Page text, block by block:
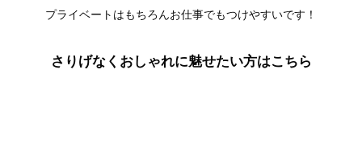
プライベートはもちろんお仕事でもつけやすいです！
さりげなくおしゃれに魅せたい方はこちら